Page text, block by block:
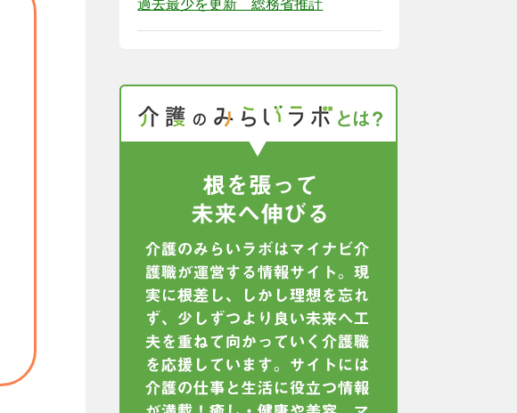
過去最少を更新 総務省推計